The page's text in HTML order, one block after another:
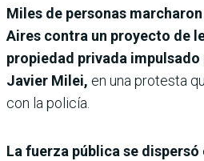
Miles de personas
Aires contra un proyecto de
propiedad privada
Javier Milei, en una protesta
con la policía.
La fuerza pública se